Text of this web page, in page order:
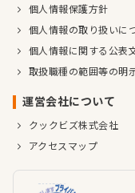
個人情報保護方針
個人情報の取り扱いに
個人情報に関する公表
取扱職種の範囲等の明
運営会社について
クックビズ株式会社
アクセスマップ